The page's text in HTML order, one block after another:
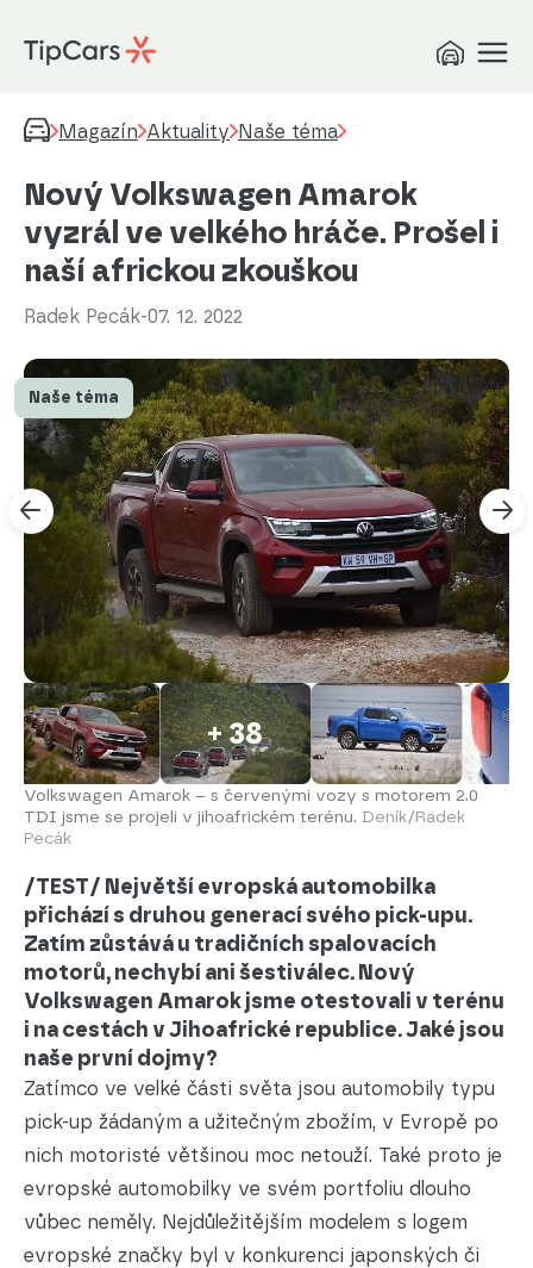
Magazín Aktuality Naše téma
Nový Volkswagen Amarok
vyzrál ve velkého hráče. Prošel i
naší africkou zkouškou
Radek Pecák-07. 12. 2022
+ 38
Volkswagen Amarok – s červenými vozy s motorem 2.0
TDI jsme se projeli v jihoafrickém terénu. Deník/Radek
Pecák
Naše téma
/TEST/ Největší evropská automobilka
přichází s druhou generací svého pick-upu.
Zatím zůstává u tradičních spalovacích
motorů, nechybí ani šestiválec. Nový
Volkswagen Amarok jsme otestovali v terénu
i na cestách v Jihoafrické republice. Jaké jsou
naše první dojmy?
Zatímco ve velké části světa jsou automobily typu
pick-up žádaným a užitečným zbožím, v Evropě po
nich motoristé většinou moc netouží. Také proto je
evropské automobilky ve svém portfoliu dlouho
vůbec neměly. Nejdůležitějším modelem s logem
evropské značky byl v konkurenci japonských či